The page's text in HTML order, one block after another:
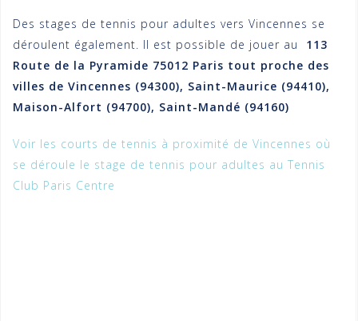
Des stages de tennis pour adultes vers Vincennes se
déroulent également. Il est possible de jouer au 113
Route de la Pyramide 75012 Paris tout proche des
villes de Vincennes (94300), Saint-Maurice (94410),
Maison-Alfort (94700), Saint-Mandé (94160)
Voir les courts de tennis à proximité de Vincennes où
se déroule le stage de tennis pour adultes au Tennis
Club Paris Centre